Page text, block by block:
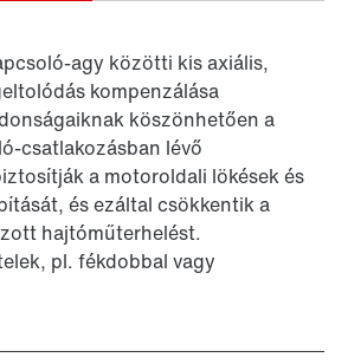
agy közötti kis axiális,
kompenzálása
köszönhetően a
csatlakozásban lévő
a motoroldali lökések és
és ezáltal csökkentik a
hajtóműterhelést.
pl. fékdobbal vagy